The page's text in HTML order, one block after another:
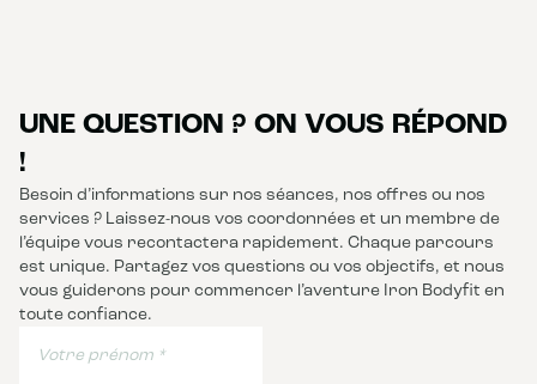
UNE QUESTION ? ON VOUS RÉPOND
!
Besoin d’informations sur nos séances, nos offres ou nos
services ? Laissez-nous vos coordonnées et un membre de
l’équipe vous recontactera rapidement. Chaque parcours
est unique. Partagez vos questions ou vos objectifs, et nous
vous guiderons pour commencer l’aventure Iron Bodyfit en
toute confiance.